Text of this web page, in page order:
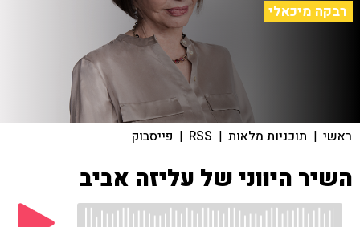
רבקה מיכאלי
ראשי | תוכניות מלאות |
RSS
| פייסבוק
השיר היווני של עליזה אביב